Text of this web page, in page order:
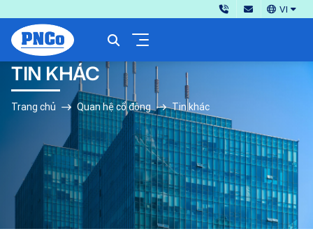
VI
TIN KHÁC
Trang chủ Quan hệ cổ đông Tin khác